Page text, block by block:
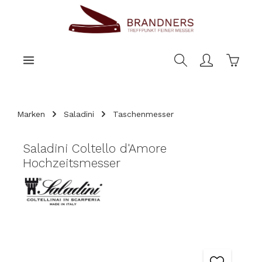
Marken Saladini Taschenmesser
Saladini Coltello d'Amore
Hochzeitsmesser